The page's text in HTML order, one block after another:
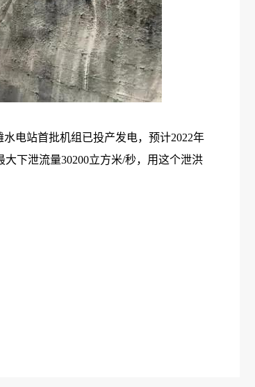
电站首批机组已投产发电，预计2022年
下泄流量30200立方米/秒，用这个泄洪